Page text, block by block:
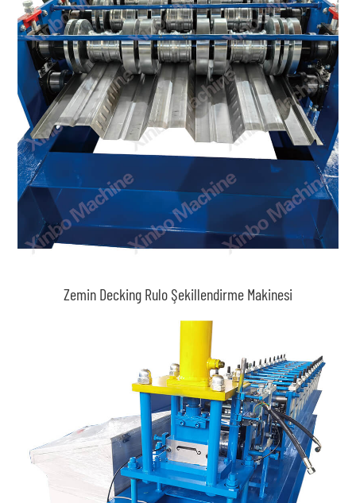
Zemin Decking Rulo Şekillendirme Makinesi